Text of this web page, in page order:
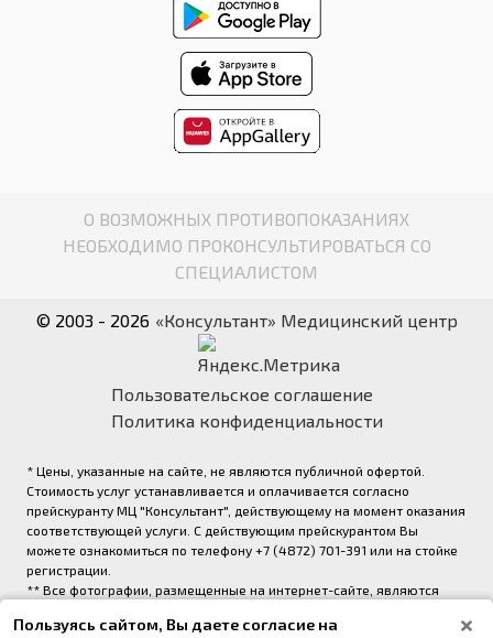
О ВОЗМОЖНЫХ ПРОТИВОПОКАЗАНИЯХ
НЕОБХОДИМО ПРОКОНСУЛЬТИРОВАТЬСЯ СО
СПЕЦИАЛИСТОМ
© 2003 - 2026 «Консультант» Медицинский центр
Пользовательское соглашение
Политика конфиденциальности
* Цены, указанные на сайте, не являются публичной офертой.
Стоимость услуг устанавливается и оплачивается согласно
прейскуранту МЦ "Консультант", действующему на момент оказания
соответствующей услуги. С действующим прейскурантом Вы
можете ознакомиться по телефону +7 (4872) 701-391 или на стойке
регистрации.
** Все фотографии, размещенные на интернет-сайте, являются
«Консультант» (правообладатель ООО «Медрейд»)
Пользуясь сайтом, Вы даете согласие на